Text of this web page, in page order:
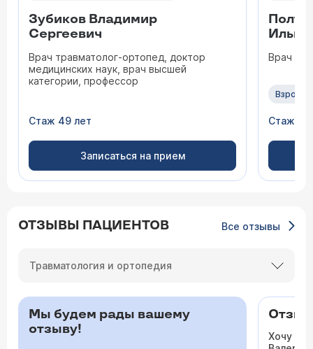
Зубиков Владимир
Сергеевич
Врач травматолог-ортопед, доктор
медицинских наук, врач высшей
категории, профессор
Стаж 49 лет
Записаться на прием
Ильич
Врач
Стаж 33
ОТЗЫВЫ ПАЦИЕНТОВ Все отзывы
Травматология и ортопедия
Мы будем рады вашему
отзыву!
Хочу